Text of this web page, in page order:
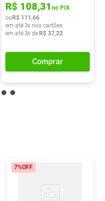
R$ 108,31 no PIX
ou R$ 111 ,66
em até3x nos cartões
em até3x de R$ 37,22
Comprar
7%OFF